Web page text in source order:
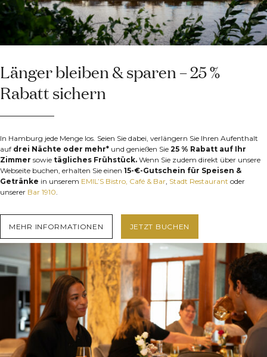
Länger bleiben & sparen – 25 %
Rabatt sichern
In Hamburg jede Menge los. Seien Sie dabei, verlängern Sie Ihren Aufenthalt
auf drei Nächte oder mehr* und genießen Sie 25 % Rabatt auf Ihr
Zimmer sowie tägliches Frühstück. Wenn Sie zudem direkt über unsere
Webseite buchen, erhalten Sie einen 15-€-Gutschein für Speisen &
Getränke in unserem EMIL’S Bistro, Café & Bar, Stadt Restaurant oder
unserer Bar 1910.
MEHR INFORMATIONEN JETZT BUCHEN